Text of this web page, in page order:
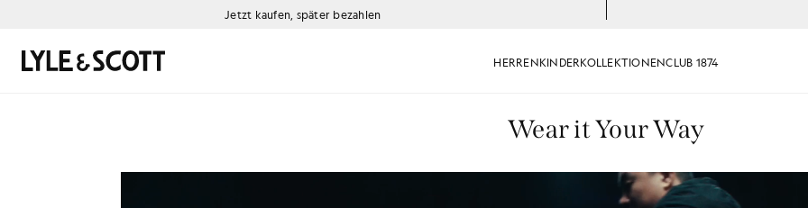
Jetzt kaufen, später bezahlen
HERRENKINDERKOLLEKTIONENCLUB 1874
Suchen
Wear it Your Way